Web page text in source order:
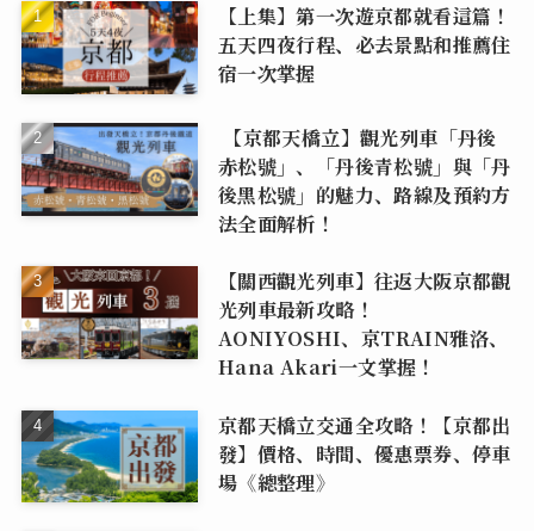
【上集】第一次遊京都就看這篇！
五天四夜行程、必去景點和推薦住
宿一次掌握
【京都天橋立】觀光列車「丹後
赤松號」、「丹後青松號」與「丹
後黑松號」的魅力、路線及預約方
法全面解析！
【關西觀光列車】往返大阪京都觀
光列車最新攻略！
AONIYOSHI、京TRAIN雅洛、
Hana Akari一文掌握！
京都天橋立交通全攻略！【京都出
發】價格、時間、優惠票券、停車
場《總整理》